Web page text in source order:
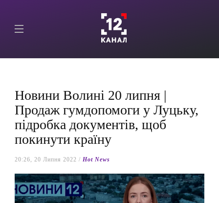
Новини Волині 20 липня |
Продаж гумдопомоги у Луцьку,
підробка документів, щоб
покинути країну
20:26, 20 Липня 2022 / Hot News